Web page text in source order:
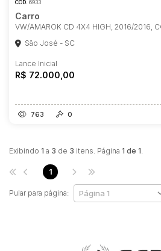
COD. 6933
Carro
VW/AMAROK CD 4X4 HIGH, 2016/2016,
São José - SC
Lance Inicial
R$ 72.000,00
763 0
Exibindo 1 a 3 de 3 itens. Página 1 de 1.
Pular para página:
1